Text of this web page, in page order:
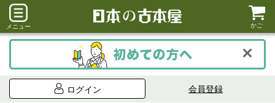
メニュー かご
ログイン 会員登録